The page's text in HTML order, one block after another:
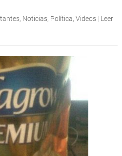
, Noticias, Política, Videos | Leer